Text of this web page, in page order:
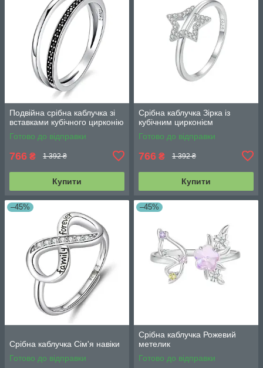
Подвійна срібна каблучка зі
вставками кубічного цирконію
Готово до відправки
766 ₴ 1 392 ₴
Купити
Срібна каблучка Зірка із
кубічним цирконієм
Готово до відправки
766 ₴ 1 392 ₴
Купити
–45%
Срібна каблучка Сім'я навіки
Готово до відправки
–45%
Срібна каблучка Рожевий
метелик
Готово до відправки